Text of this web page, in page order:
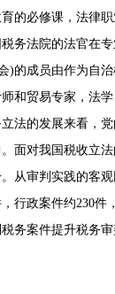
必修课，法律职
务法院的法官在
)的成员由作为自
和贸易专家，法
法的发展来看，
面对我国税收立
从审判实践的客
行政案件约230件
务案件提升税务